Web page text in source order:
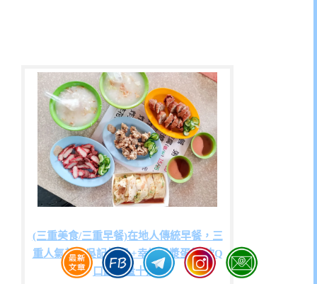
(三重美食/三重早餐)在地人傳統早餐，三
重人氣美食吳記鹹粥 +幸福粉漿蛋餅,軟Q
口感份量十足~